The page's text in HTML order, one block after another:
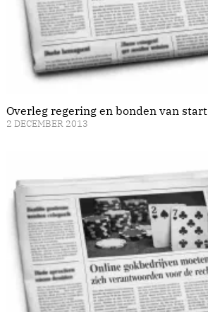
Overleg regering en bonden van start
2 DECEMBER 2013